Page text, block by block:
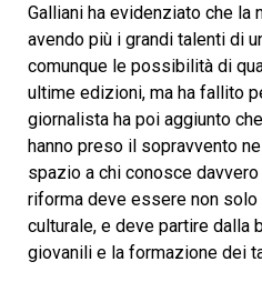
Galliani ha evidenziato che la
avendo più i grandi talenti di
comunque le possibilità di
ultime edizioni, ma ha fallito
giornalista ha poi aggiunto
hanno preso il sopravvento
spazio a chi conosce
riforma deve essere non solo
culturale, e deve partire dalla
giovanili e la formazione dei